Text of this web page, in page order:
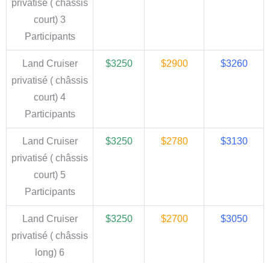
privatisé ( châssis
court) 3
Participants
Land Cruiser
privatisé ( châssis
court) 4
Participants
$3250 $2900 $3260
Land Cruiser
privatisé ( châssis
court) 5
Participants
$3250 $2780 $3130
Land Cruiser
privatisé ( châssis
long) 6
$3250 $2700 $3050